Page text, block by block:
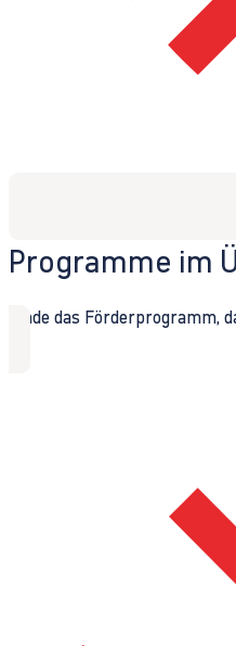
Programme im
Finde das Förderprogramm,